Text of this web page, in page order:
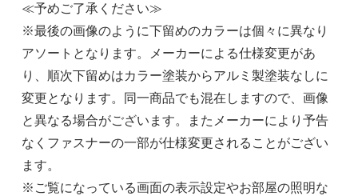
≪予めご了承ください≫
※最後の画像のように下留めのカラーは個々に異なり
アソートとなります。メーカーによる仕様変更があ
り、順次下留めはカラー塗装からアルミ製塗装なしに
変更となります。同一商品でも混在しますので、画像
と異なる場合がございます。またメーカーにより予告
なくファスナーの一部が仕様変更されることがござい
ます。
※ご覧になっている画面の表示設定やお部屋の照明な